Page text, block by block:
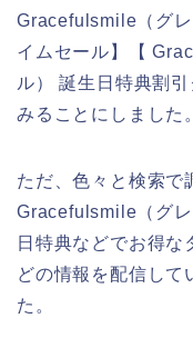
Gracefulsmile（グ
イムセール】【
ル） 誕生日特典割
みることにしました。
ただ、色々と検索で
Gracefulsmile（グ
日特典などでお得な
どの情報を配信して
た。